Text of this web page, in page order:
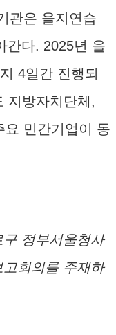
관은 을지연습
간다. 2025년 을
4일간 진행되
지방자치단체,
요 민간기업이 동
정부서울청사
회의를 주재하